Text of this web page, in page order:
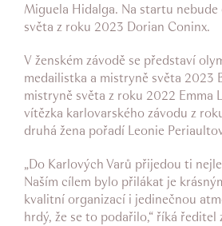
Miguela Hidalga. Na startu
světa z roku 2023 Dorian Coninx.
V ženském závodě se představí
medailistka a mistryně světa 2023
mistryně světa z roku 2022 Emma
vítězka karlovarského závodu z
druhá žena pořadí Leonie
„Do Karlových Varů přijedou ti
Naším cílem bylo přilákat je
kvalitní organizací i jedinečnou
hrdý, že se to podařilo,“ říká ředitel